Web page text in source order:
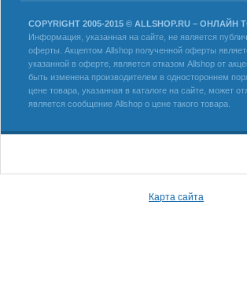
COPYRIGHT 2005-2015 © ALLSHOP.RU –
Информация, указанная на сайте, не является
оферты. Акцептом Allshop полученной оферты
указанной в оферте, является отказом Allshop от
быть изменена производителем в одностороннем
цене товара, указанная в каталоге на сайте, может
является сообщение Allshop о цене такого товара.
Карта сайта